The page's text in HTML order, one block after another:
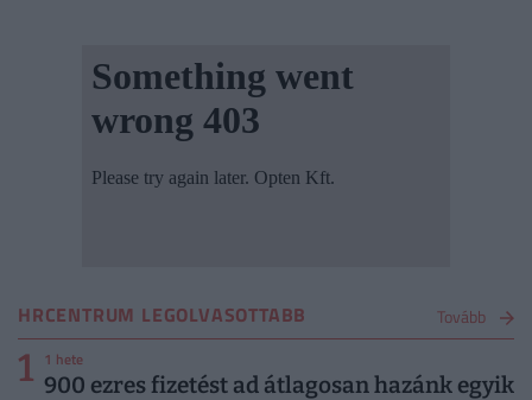
HRCENTRUM LEGOLVASOTTABB Tovább
1 1 hete
900 ezres fizetést ad átlagosan hazánk egyik